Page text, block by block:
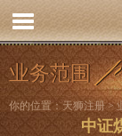
业务范围
你的位置：天狮注册>
中证